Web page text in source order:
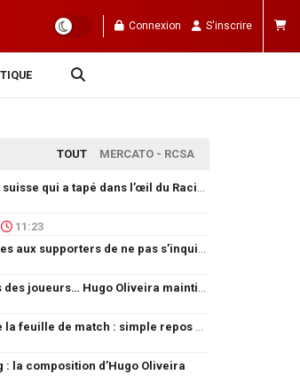
Connexion S'inscrire
TOUT MERCATO - RCSA
11:23
: la composition d’Hugo Oliveira